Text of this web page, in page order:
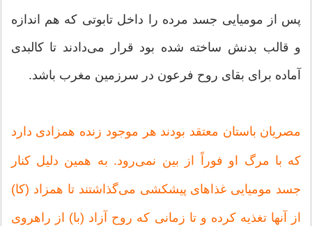
پس از مومیایی جسد مرده را داخل تابوتی كه هم اندازه
و قالب بدنش ساخته شده بود قرار می‌دادند تا كالبدی
آماده برای بقای روح فرعون در سرزمین مغرب باشد.
مصریان باستان معتقد بودند هر موجود زنده همزادی دارد
كه با مرگ او فوراً از بین نمی‌رود. به همین دلیل كنار
جسد مومیایی غذاهای پیشكشی می‌گذاشتند تا همزاد (كا)
از آنها تغذیه كرده و تا زمانی كه روح آزاد (با) از راهروی